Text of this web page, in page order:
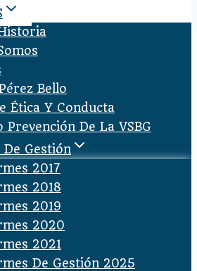
Bello
Ética Y Conducta
Prevención De La VSBG
Gestión
2017
2018
2019
2020
2021
De Gestión 2025